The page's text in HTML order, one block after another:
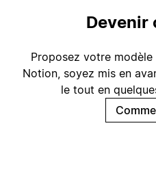
Devenir
Proposez votre
Notion, soyez mis en
le tout en